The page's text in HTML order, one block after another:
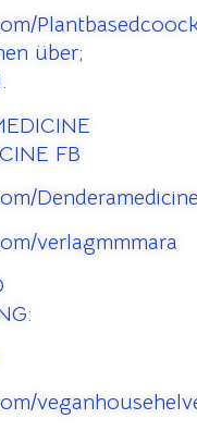
über;
FB
verlagmmmara